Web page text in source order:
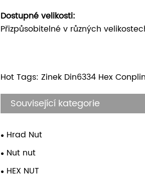
Dostupné velikosti:
Přizpůsobitelné v různých
Hot Tags: Zinek Din6334 Hex
Související kategorie
Hrad Nut
Nut nut
HEX NUT